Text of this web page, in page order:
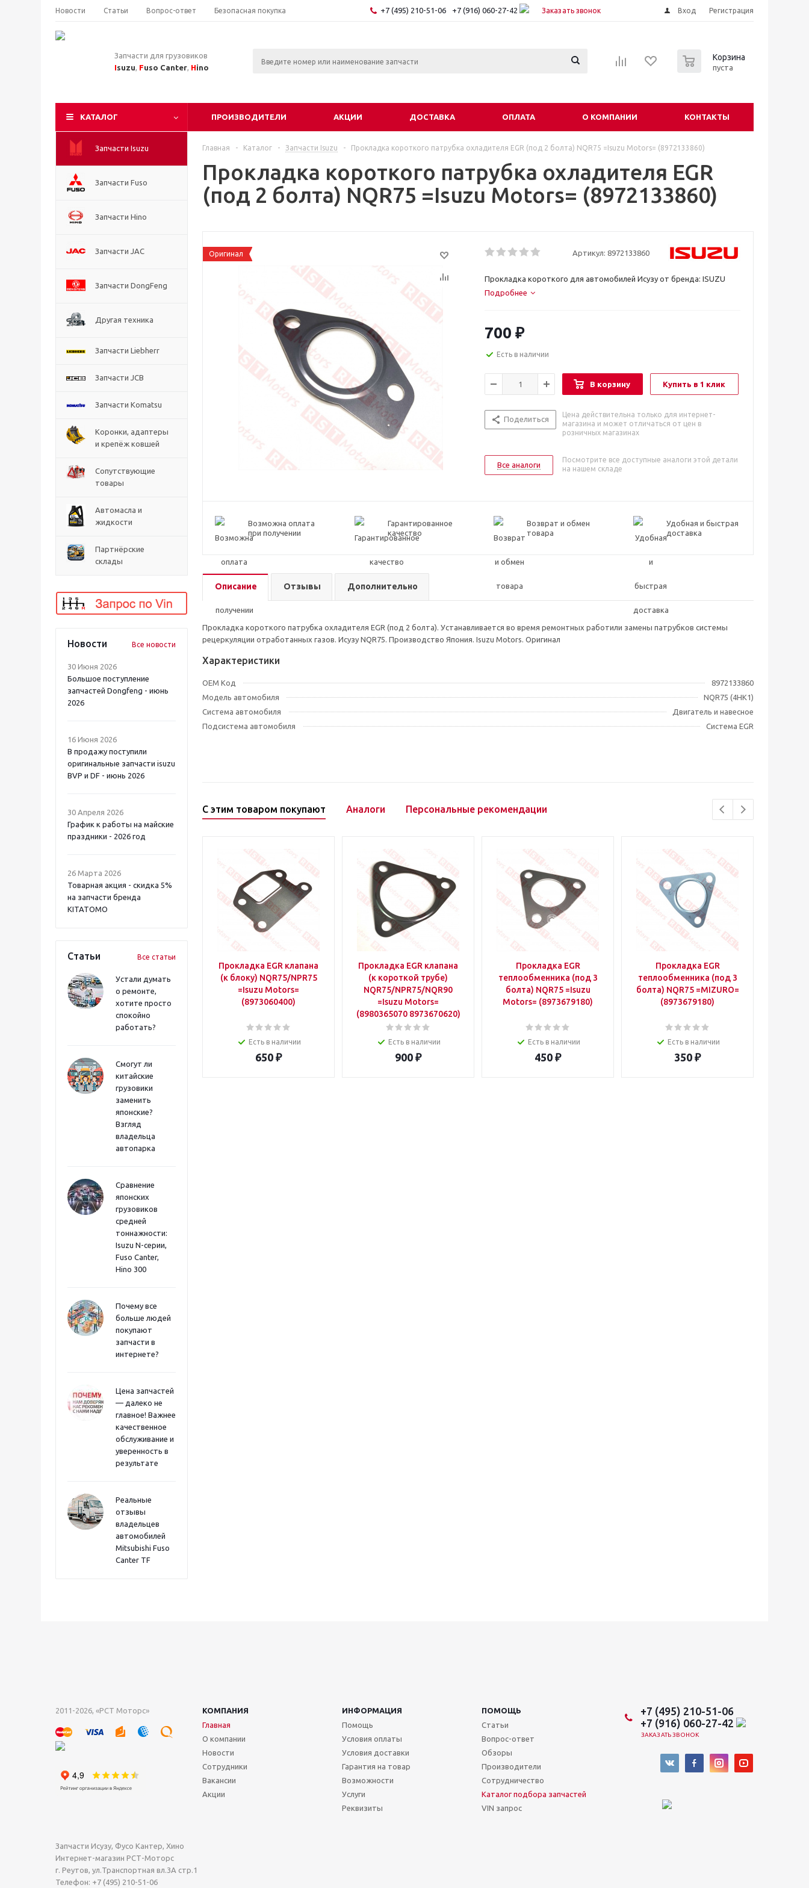
Новости Статьи Вопрос-ответ Безопасная покупка +7 (495) 210-51-06 +7 (916) 060-27-42 Заказать звонок Вход Регистрация
Запчасти для грузовиков
Isuzu, Fuso Canter, Hino
Корзина
пуста
КАТАЛОГ ПРОИЗВОДИТЕЛИ АКЦИИ ДОСТАВКА ОПЛАТА О КОМПАНИИ КОНТАКТЫ
Запчасти Isuzu
Запчасти Fuso
Запчасти Hino
Запчасти JAC
Запчасти DongFeng
Другая техника
Запчасти Liebherr
Запчасти JCB
Запчасти Komatsu
Коронки, адаптеры
и крепёж ковшей
Сопутствующие
товары
Автомасла и
жидкости
Партнёрские
склады
Новости Все новости
30 Июня 2026
Большое поступление
запчастей Dongfeng - июнь
2026
16 Июня 2026
В продажу поступили
оригинальные запчасти isuzu
BVP и DF - июнь 2026
30 Апреля 2026
График к работы на майские
праздники - 2026 год
26 Марта 2026
Товарная акция - скидка 5%
на запчасти бренда
KITATOMO
Статьи Все статьи
Устали думать
о ремонте,
хотите просто
спокойно
работать?
Смогут ли
китайские
грузовики
заменить
японские?
Взгляд
владельца
автопарка
Сравнение
японских
грузовиков
средней
тоннажности:
Isuzu N-серии,
Fuso Canter,
Hino 300
Почему все
больше людей
покупают
запчасти в
интернете?
Цена запчастей
— далеко не
главное! Важнее
качественное
обслуживание и
уверенность в
результате
Реальные
отзывы
владельцев
автомобилей
Mitsubishi Fuso
Canter TF
Главная - Каталог - Запчасти Isuzu - Прокладка короткого патрубка охладителя EGR (под 2 болта) NQR75 =Isuzu Motors= (8972133860)
Прокладка короткого патрубка охладителя EGR
(под 2 болта) NQR75 =Isuzu Motors= (8972133860)
Оригинал Артикул: 8972133860
Прокладка короткого для автомобилей Исузу от бренда: ISUZU
Подробнее
700 ₽
Есть в наличии
В корзину Купить в 1 клик
Поделиться
Цена действительна только для интернет-
магазина и может отличаться от цен в
розничных магазинах
Все аналоги
Посмотрите все доступные аналоги этой детали
на нашем складе
Возможна оплата
при получении
Гарантированное
качество
Возврат и обмен
товара
Удобная и быстрая
доставка
Описание Отзывы Дополнительно
Прокладка короткого патрубка охладителя EGR (под 2 болта). Устанавливается во время ремонтных работили замены патрубков системы
рецеркуляции отработанных газов. Исузу NQR75. Производство Япония. Isuzu Motors. Оригинал
Характеристики
OEM Код
8972133860
Модель автомобиля
NQR75 (4HK1)
Система автомобиля
Двигатель и навесное
Подсистема автомобиля
Система EGR
С этим товаром покупают Аналоги Персональные рекомендации
Прокладка EGR клапана
(к блоку) NQR75/NPR75
=Isuzu Motors=
(8973060400)
Есть в наличии
650 ₽
Прокладка EGR клапана
(к короткой трубе)
NQR75/NPR75/NQR90
=Isuzu Motors=
(8980365070 8973670620)
Есть в наличии
900 ₽
Прокладка EGR
теплообменника (под 3
болта) NQR75 =Isuzu
Motors= (8973679180)
Есть в наличии
450 ₽
Прокладка EGR
теплообменника (под 3
болта) NQR75 =MIZURO=
(8973679180)
Есть в наличии
350 ₽
2011-2026, «РСТ Моторс» КОМПАНИЯ ИНФОРМАЦИЯ
ПОМОЩЬ
Главная
О компании
Новости
Сотрудники
Вакансии
Акции
Помощь
Условия оплаты
Условия доставки
Гарантия на товар
Возможности
Услуги
Реквизиты
Статьи
Вопрос-ответ
Обзоры
Производители
Сотрудничество
Каталог подбора запчастей
VIN запрос
+7 (495) 210-51-06
+7 (916) 060-27-42
ЗАКАЗАТЬ ЗВОНОК
Запчасти Исузу, Фусо Кантер, Хино
Интернет-магазин РСТ-Моторс
г. Реутов, ул.Транспортная вл.3А стр.1
Телефон: +7 (495) 210-51-06